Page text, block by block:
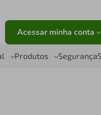
Acessar minha conta
Produtos Segurança